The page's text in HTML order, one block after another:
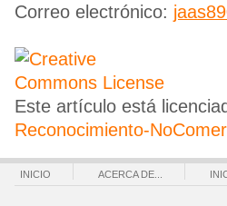
Correo electrónico:
Este artículo está
Reconocimiento-
INICIO ACERCA DE...